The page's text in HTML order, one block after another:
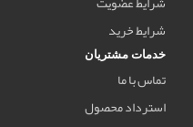
شرایط خرید
خدمات مشتریان
تماس با ما
استرداد محصول